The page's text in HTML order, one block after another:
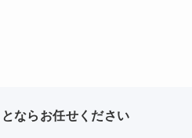
ならお任せください